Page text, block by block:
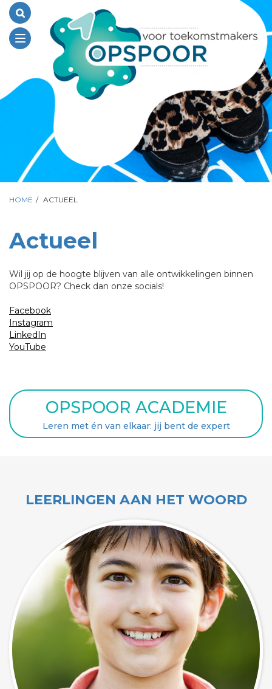
Toggle
navigation
HOME / ACTUEEL
Actueel
Wil jij op de hoogte blijven van alle ontwikkelingen binnen
OPSPOOR? Check dan onze socials!
Facebook
Instagram
LinkedIn
YouTube
OPSPOOR ACADEMIE
Leren met én van elkaar: jij bent de expert
LEERLINGEN AAN HET WOORD